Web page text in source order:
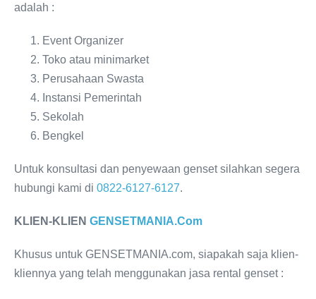
adalah :
Event Organizer
Toko atau minimarket
Perusahaan Swasta
Instansi Pemerintah
Sekolah
Bengkel
Untuk konsultasi dan penyewaan genset silahkan segera
hubungi kami di 0822-6127-6127.
KLIEN-KLIEN GENSETMANIA.Com
Khusus untuk GENSETMANIA.com, siapakah saja klien-
kliennya yang telah menggunakan jasa rental genset :